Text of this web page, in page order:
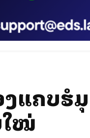
ແຄບຮໍ
ໃໝ່